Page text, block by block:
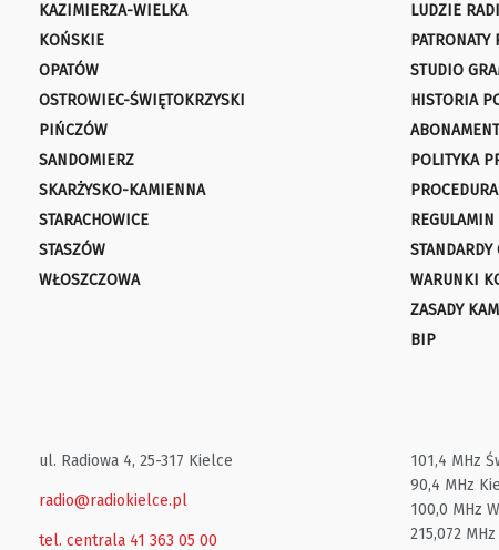
KAZIMIERZA-WIELKA
KOŃSKIE
OPATÓW
OSTROWIEC-ŚWIĘTOKRZYSKI
PIŃCZÓW
SANDOMIERZ
SKARŻYSKO-KAMIENNA
STARACHOWICE
STASZÓW
WŁOSZCZOWA
LUDZIE
PATRONATY
STUDIO
HISTORIA
POLITYKA
WARUNKI
ZASADY
BIP
ul. Radiowa 4, 25-317 Kielce
radio@radiokielce.pl
tel. centrala 41 363 05 00
101,4 MHz
90,4 MHz
100,0 MHz
215,072